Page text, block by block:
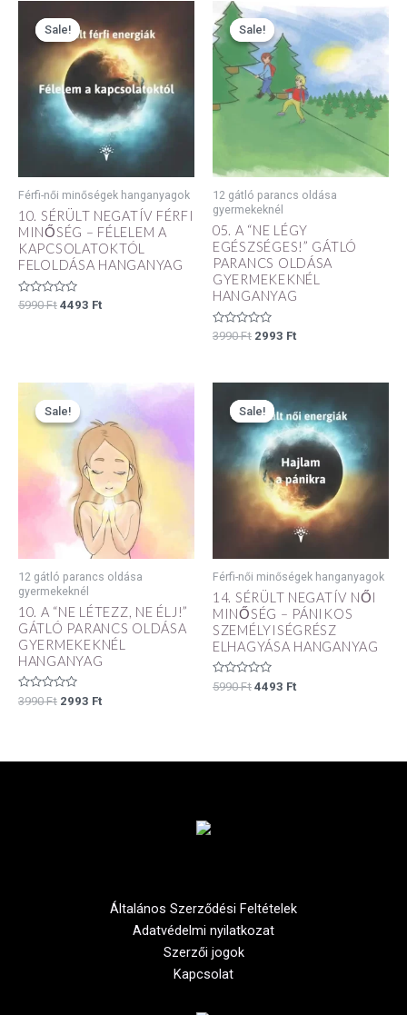
Sale!
Sale!
Férfi-női minőségek hanganyagok
10. SÉRÜLT NEGATÍV FÉRFI
MINŐSÉG – FÉLELEM A
KAPCSOLATOKTÓL
FELOLDÁSA HANGANYAG
Értékelés:
5990Ft
price
was:
5990 Ft.
4493 Ft
price
is:
4493 Ft.
Sale!
Sale!
12 gátló parancs oldása
gyermekeknél
05. A “NE LÉGY
EGÉSZSÉGES!” GÁTLÓ
PARANCS OLDÁSA
GYERMEKEKNÉL
HANGANYAG
Értékelés:
3990Ft
Original
price
was:
3990 Ft.
2993 Ft
Current
price
2993 Ft.
Sale!
Sale!
12 gátló parancs oldása
gyermekeknél
10. A “NE LÉTEZZ, NE ÉLJ!”
GÁTLÓ PARANCS OLDÁSA
GYERMEKEKNÉL
HANGANYAG
Értékelés:
3990Ft
price
was:
3990 Ft.
2993 Ft
Current
is:
2993 Ft.
Sale!
Sale!
Férfi-női minőségek hanganyagok
14. SÉRÜLT NEGATÍV NŐI
MINŐSÉG – PÁNIKOS
SZEMÉLYISÉGRÉSZ
ELHAGYÁSA HANGANYAG
Értékelés:
5990Ft
Original
price
was:
5990 Ft.
4493 Ft
price
is:
4493 Ft.
Általános Szerződési Feltételek
Adatvédelmi nyilatkozat
Szerzői jogok
Kapcsolat